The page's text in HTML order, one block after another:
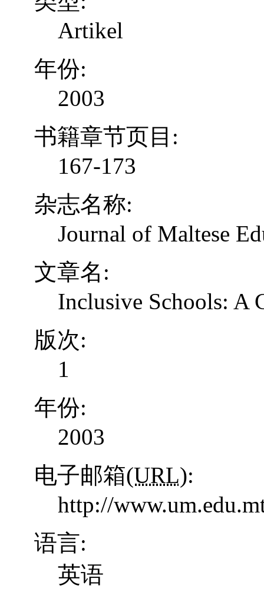
Artikel
年份:
2003
书籍章节页目:
167-173
杂志名称:
Journal of Maltese
文章名:
Inclusive Schools: A
版次:
1
年份:
2003
电子邮箱(URL):
http://
语言:
英语